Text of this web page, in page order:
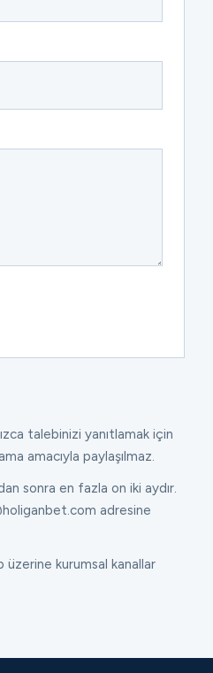
talebinizi yanıtlamak için
amacıyla paylaşılmaz.
sonra en fazla on iki aydır.
adresine
kurumsal kanallar